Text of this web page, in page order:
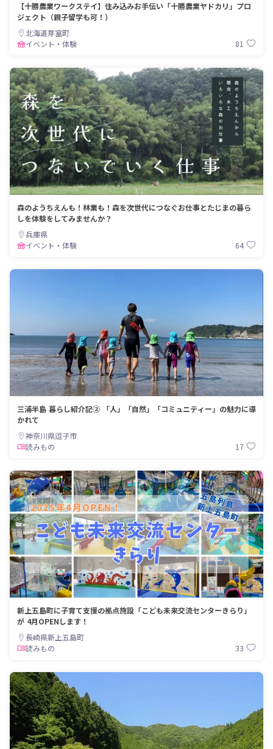
【十勝農業ワークステイ】住み込みお手伝い「十勝農業ヤドカリ」プロ
ジェクト（親子留学も可！）
北海道芽室町
イベント・体験
81
森のようちえんも！林業も！森を次世代につなぐお仕事とたじまの暮ら
しを体験をしてみませんか？
兵庫県
イベント・体験
64
三浦半島 暮らし紹介記② 「人」「自然」「コミュニティー」の魅力に導
かれて
神奈川県逗子市
読みもの
17
新上五島町に子育て支援の拠点施設「こども未来交流センターきらり」
が 4月OPENします！
長崎県新上五島町
読みもの
33